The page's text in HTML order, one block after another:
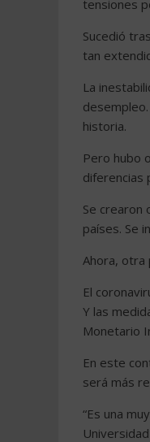
tensiones
Sucedió
tan
La
historia.
Pero hubo
diferencias
Se crearon
países. Se
Ahora, otra
El
Y las
Monetario
En este
será más
“Es una